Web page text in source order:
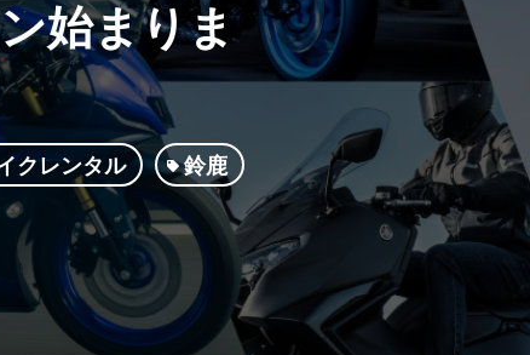
始まりま
クレンタル 鈴鹿